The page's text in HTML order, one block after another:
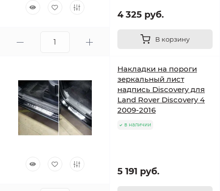
4 325 руб.
В корзину
Накладки на пороги
зеркальный лист
надпись Discovery для
Land Rover Discovery 4
2009-2016
в наличии
5 191 руб.